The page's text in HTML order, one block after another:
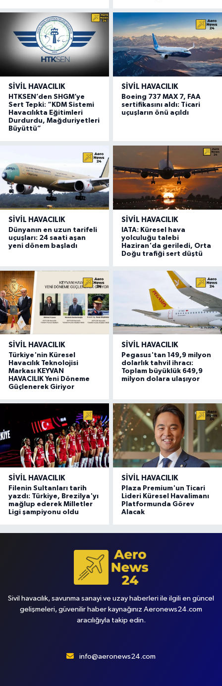
SIVIL HAVACILIK
HTKSEN’den SHGM’ye
Sert Tepki: “KDM Sistemi
Havacılıkta Eğitimleri
Durdurdu, Mağduriyetleri
Büyüttü”
SIVIL HAVACILIK
Boeing 737 MAX 7, FAA
sertifikasını aldı: Ticari
uçuşların önü açıldı
SIVIL HAVACILIK
Dünyanın en uzun tarifeli
uçuşları: 24 saati aşan
yeni dönem başladı
SIVIL HAVACILIK
IATA: Küresel hava
yolculuğu talebi
Haziran'da geriledi, Orta
Doğu trafiği sert düştü
SIVIL HAVACILIK
Türkiye'nin Küresel
Havacılık Teknolojisi
Markası KEYVAN
HAVACILIK Yeni Döneme
Güçlenerek Giriyor
SIVIL HAVACILIK
Pegasus'tan 149,9 milyon
dolarlık tahvil ihracı:
Toplam büyüklük 649,9
milyon dolara ulaşıyor
SIVIL HAVACILIK
Filenin Sultanları tarih
yazdı: Türkiye, Brezilya'yı
mağlup ederek Milletler
Ligi şampiyonu oldu
SIVIL HAVACILIK
Plaza Premium'un Ticari
Lideri Küresel Havalimanı
Platformunda Görev
Alacak
Sivil havacılık, savunma sanayi ve uzay haberleri ile ilgili en güncel
gelişmeleri, güvenilir haber kaynağınız Aeronews24.com
aracılığıyla takip edin.
info@aeronews24.com